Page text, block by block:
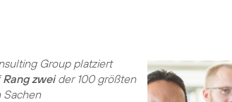
Group platziert
Rang zweider 100 größten
Sachen